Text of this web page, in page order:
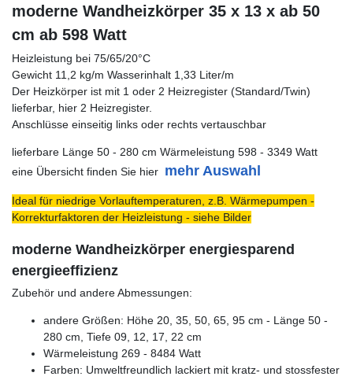
moderne Wandheizkörper 35 x 13 x ab 50
cm ab 598 Watt
Heizleistung bei 75/65/20°C
Gewicht 11,2 kg/m Wasserinhalt 1,33 Liter/m
Der Heizkörper ist mit 1 oder 2 Heizregister (Standard/Twin)
lieferbar, hier 2 Heizregister.
Anschlüsse einseitig links oder rechts vertauschbar
lieferbare Länge 50 - 280 cm Wärmeleistung 598 - 3349 Watt
eine Übersicht finden Sie hier mehr Auswahl
Ideal für niedrige Vorlauftemperaturen, z.B. Wärmepumpen -
Korrekturfaktoren der Heizleistung - siehe Bilder
moderne Wandheizkörper energiesparend
energieeffizienz
Zubehör und andere Abmessungen:
andere Größen: Höhe 20, 35, 50, 65, 95 cm - Länge 50 -
280 cm, Tiefe 09, 12, 17, 22 cm
Wärmeleistung 269 - 8484 Watt
Farben: Umweltfreundlich lackiert mit kratz- und stossfester